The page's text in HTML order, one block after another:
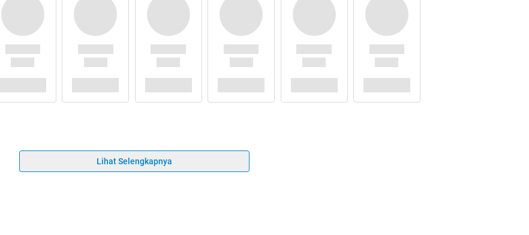
Lihat Selengkapnya